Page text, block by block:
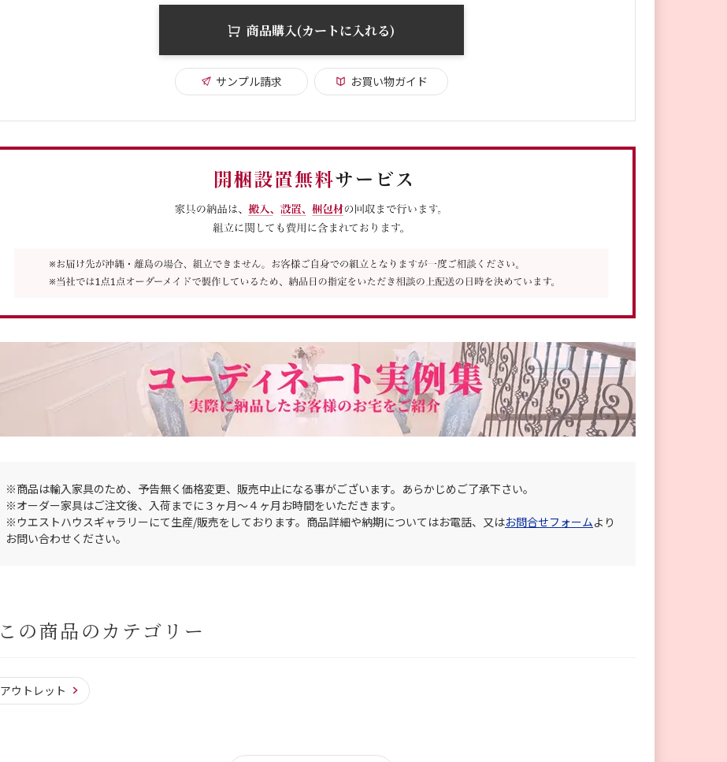
商品購入(カートに入れる)
サンプル請求 お買い物ガイド
※商品は輸入家具のため、予告無く価格変更、販売中止になる事がございます。あらかじめご了承下さい。
※オーダー家具はご注文後、入荷までに３ヶ月〜４ヶ月お時間をいただきます。
※ウエストハウスギャラリーにて生産/販売をしております。商品詳細や納期についてはお電話、又はお問合せフォームより
お問い合わせください。
この商品のカテゴリー
アウトレット